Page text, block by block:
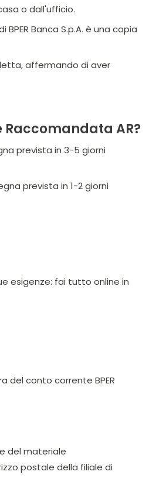
o dall'ufficio.
Banca S.p.A. è una copia
affermando di aver
AR?
prevista in 3-5 giorni
prevista in 1-2 giorni
esigenze: fai tutto online in
del conto corrente BPER
del materiale
postale della filiale di